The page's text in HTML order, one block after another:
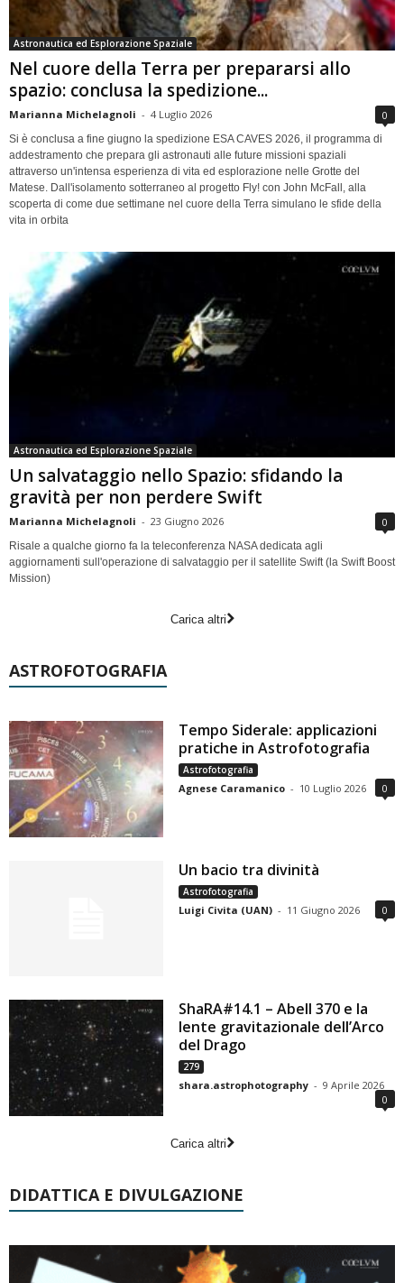
Astronautica ed Esplorazione Spaziale
Nel cuore della Terra per prepararsi allo
spazio: conclusa la spedizione...
Marianna Michelagnoli - 4 Luglio 2026 0
Si è conclusa a fine giugno la spedizione ESA CAVES 2026, il programma di
addestramento che prepara gli astronauti alle future missioni spaziali
attraverso un'intensa esperienza di vita ed esplorazione nelle Grotte del
Matese. Dall'isolamento sotterraneo al progetto Fly! con John McFall, alla
scoperta di come due settimane nel cuore della Terra simulano le sfide della
vita in orbita
Astronautica ed Esplorazione Spaziale
Un salvataggio nello Spazio: sfidando la
gravità per non perdere Swift
Marianna Michelagnoli - 23 Giugno 2026 0
Risale a qualche giorno fa la teleconferenza NASA dedicata agli
aggiornamenti sull'operazione di salvataggio per il satellite Swift (la Swift Boost
Mission)
Carica altri
ASTROFOTOGRAFIA
Tempo Siderale: applicazioni
pratiche in Astrofotografia
Astrofotografia
Agnese Caramanico - 10 Luglio 2026 0
Un bacio tra divinità
Astrofotografia
Luigi Civita (UAN) - 11 Giugno 2026 0
ShaRA#14.1 – Abell 370 e la
lente gravitazionale dell’Arco
del Drago
279
shara.astrophotography - 9 Aprile 2026
0
Carica altri
DIDATTICA E DIVULGAZIONE